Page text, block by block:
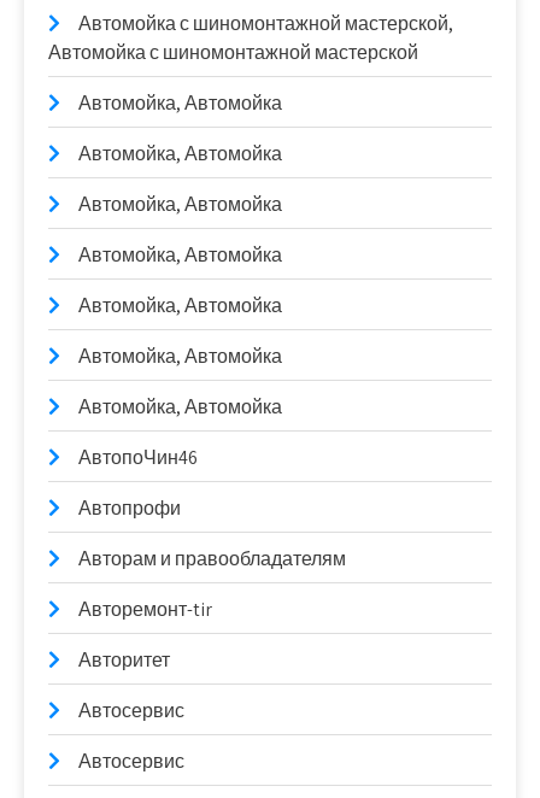
Автомойка с шиномонтажной мастерской,
Автомойка с шиномонтажной мастерской
Автомойка, Автомойка
Автомойка, Автомойка
Автомойка, Автомойка
Автомойка, Автомойка
Автомойка, Автомойка
Автомойка, Автомойка
Автомойка, Автомойка
АвтопоЧин46
Автопрофи
Авторам и правообладателям
Авторемонт-tir
Авторитет
Автосервис
Автосервис